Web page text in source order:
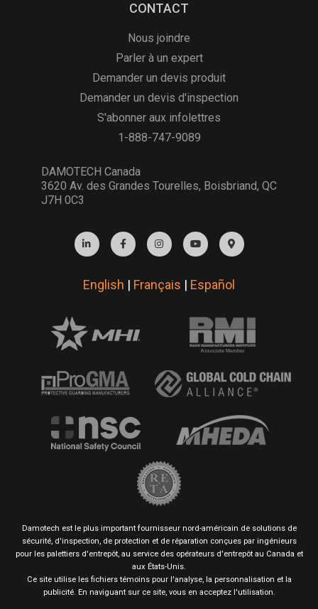
CONTACT
Nous joindre
Parler à un expert
Demander un devis produit
Demander un devis d'inspection
S'abonner aux infolettres
1-888-747-9089
DAMOTECH Canada
3620 Av. des Grandes Tourelles, Boisbriand, QC
J7H 0C3
English | Français | Español
Damotech est le plus important fournisseur nord-américain de solutions de
sécurité, d'inspection, de protection et de réparation conçues par ingénieurs
pour les palettiers d'entrepôt, au service des opérateurs d'entrepôt au Canada et
aux États-Unis.
Ce site utilise les fichiers témoins pour l'analyse, la personnalisation et la
publicité. En naviguant sur ce site, vous en acceptez l'utilisation.